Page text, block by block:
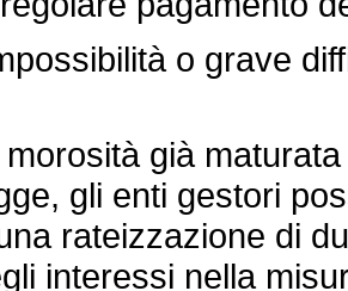
o grave
già maturata
gli enti gestori
rateizzazione di
interessi nella